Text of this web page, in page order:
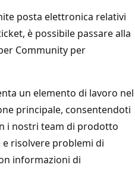
posta elettronica relativi
è possibile passare alla
Community per
un elemento di lavoro nel
principale, consentendoti
i nostri team di prodotto
risolvere problemi di
informazioni di